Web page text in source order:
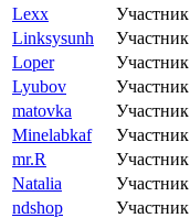
Lexx
Участник
Linksysunh
Участник
Loper
Участник
Lyubov
Участник
matovka
Участник
Minelabkaf
Участник
mr.R
Участник
Natalia
Участник
ndshop
Участник